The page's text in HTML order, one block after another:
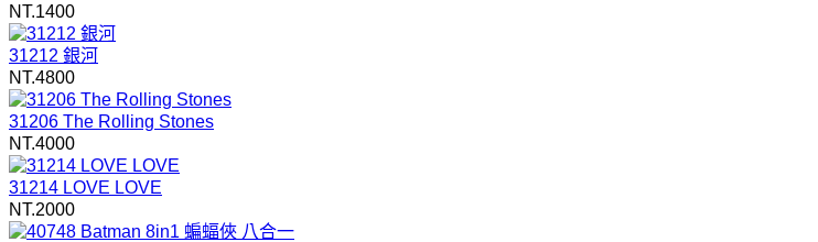
NT.1400
31212 銀河
NT.4800
31206 The Rolling Stones
NT.4000
31214 LOVE LOVE
NT.2000